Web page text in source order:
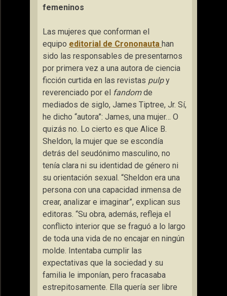
femeninos
Las mujeres que conforman el
equipo editorial de Crononauta han
sido las responsables de presentarnos
por primera vez a una autora de ciencia
ficción curtida en las revistas pulpy
reverenciado por el fandomde
mediados de siglo, James Tiptree, Jr. Sí,
he dicho “autora”: James, una mujer… O
quizás no. Lo cierto es que Alice B.
Sheldon, la mujer que se escondía
detrás del seudónimo masculino, no
tenía clara ni su identidad de género ni
su orientación sexual. “Sheldon era una
persona con una capacidad inmensa de
crear, analizar e imaginar”, explican sus
editoras. “Su obra, además, refleja el
conflicto interior que se fraguó a lo largo
de toda una vida de no encajar en ningún
molde. Intentaba cumplir las
expectativas que la sociedad y su
familia le imponían, pero fracasaba
estrepitosamente. Ella quería ser libre